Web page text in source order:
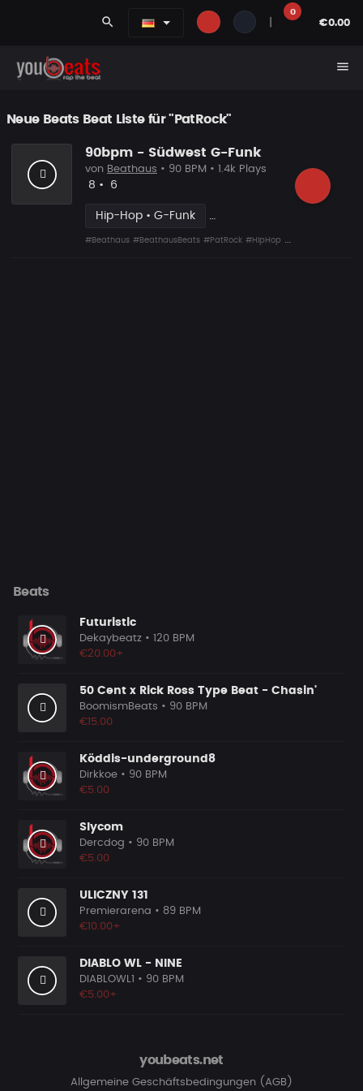
search
0
€0.00
menu
Neue Beats Beat Liste für "PatRock"
90bpm - Südwest G-Funk
von Beathaus • 90 BPM • 1.4k Plays
Likes
8 • Vorgeschlagen
6
Hip-Hop • G-Funk
#Beathaus #BeathausBeats #PatRock #HipHop #G-Funk
Beats
Futuristic
Dekaybeatz • 120 BPM
€20.00+
50 Cent x Rick Ross Type Beat - Chasin'
BoomismBeats • 90 BPM
€15.00
Köddis-underground8
Dirkkoe • 90 BPM
€5.00
Slycom
Dercdog • 90 BPM
€5.00
ULICZNY 131
Premierarena • 89 BPM
€10.00+
DIABLO WL - NINE
DIABLOWL1 • 90 BPM
€5.00+
youbeats.net
Allgemeine Geschäftsbedingungen (AGB)